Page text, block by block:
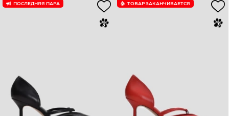
ПОСЛЕДНЯЯ ПАРА ТОВАР ЗАКАНЧИВАЕТСЯ